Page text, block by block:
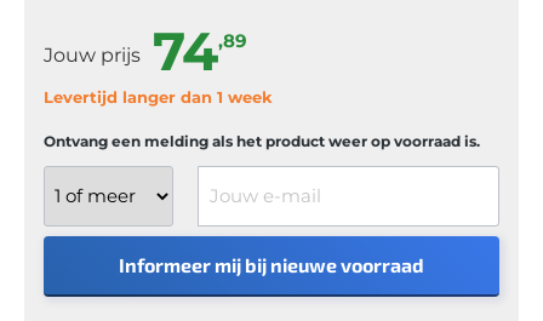
Jouw prijs 74,89
Levertijd langer dan 1 week
Ontvang een melding als het product weer op voorraad is.
Informeer mij bij nieuwe voorraad